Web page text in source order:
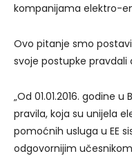
kompanijama elektro-
Ovo pitanje smo
svoje postupke pravdali
„Od 01.01.2016. godine
pravila, koja su unijela
pomoćnih usluga u EE
odgovornijim